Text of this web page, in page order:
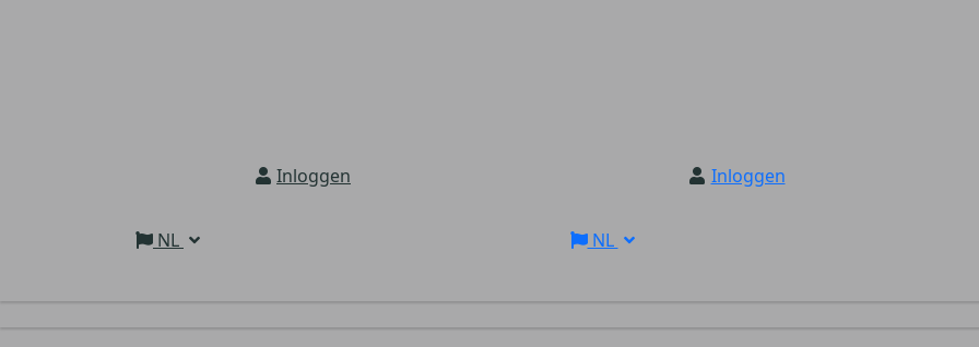
Inloggen
NL
Inloggen
NL